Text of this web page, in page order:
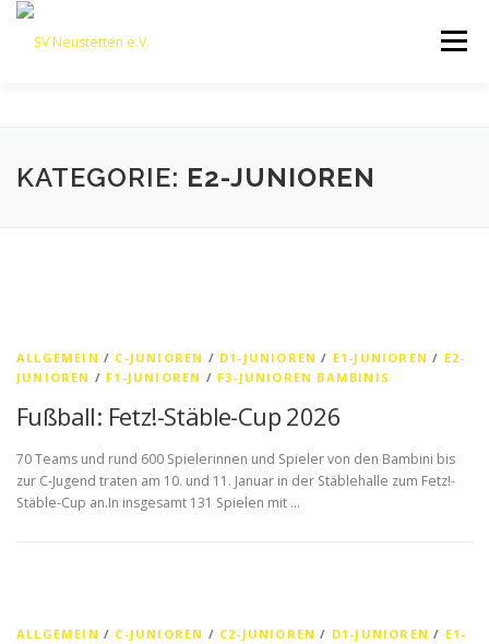
Zum
springen
Menü
KATEGORIE: E2-JUNIOREN
ALLGEMEIN / C-JUNIOREN / D1-JUNIOREN / E1-JUNIOREN / E2-
JUNIOREN / F1-JUNIOREN / F3-JUNIOREN BAMBINIS
Fußball: Fetz!-Stäble-Cup 2026
70 Teams und rund 600 Spielerinnen und Spieler von den Bambini bis
zur C-Jugend traten am 10. und 11. Januar in der Stäblehalle zum Fetz!-
Stäble-Cup an.In insgesamt 131 Spielen mit …
ALLGEMEIN / C-JUNIOREN / C2-JUNIOREN / D1-JUNIOREN / E1-